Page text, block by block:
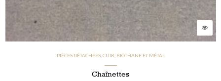
PIÈCES DÉTACHÉES, CUIR, BIOTHANE ET MÉTAL
Chaînettes